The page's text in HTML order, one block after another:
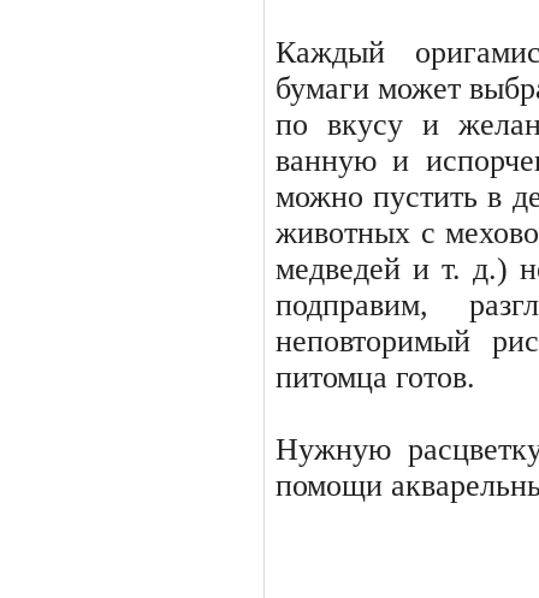
Каждый
бумаги может
по вкусу и
ванную и
можно пустить в
животных с
медведей и т. д.)
подправим,
неповторимый
питомца готов.
Нужную
помощи